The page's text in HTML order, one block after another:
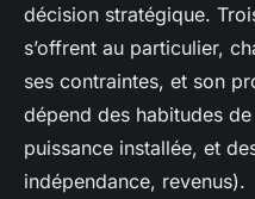
décision stratégique.
s’offrent au particulier,
ses contraintes, et son
dépend des habitudes
puissance installée, et
indépendance, revenus).